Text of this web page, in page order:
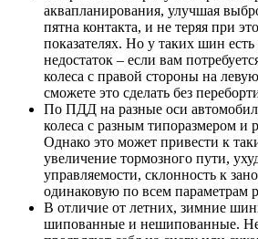
аквапланирования, улучшая
пятна контакта, и не теряя при
показателях. Но у таких шин
недостаток – если вам
колеса с правой стороны на
сможете это сделать без
По ПДД на разные оси
колеса с разным типоразмером и
Однако это может привести к
увеличение тормозного пути,
управляемости, склонность к
одинаковую по всем параметрам
В отличие от летних, зимние
шипованные и нешипованные.